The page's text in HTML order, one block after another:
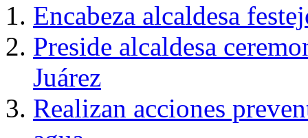
Encabeza alcaldesa
Preside alcaldesa
Juárez
Realizan acciones